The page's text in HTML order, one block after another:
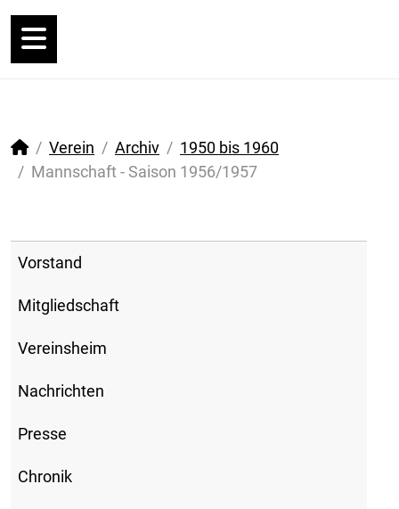
Verein Archiv
1950 bis 1960
Mannschaft - Saison 1956/1957
Vorstand
Mitgliedschaft
Vereinsheim
Nachrichten
Presse
Chronik